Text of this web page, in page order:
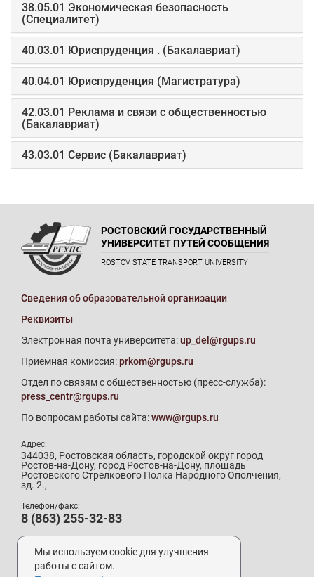
38.05.01 Экономическая безопасность
(Специалитет)
40.03.01 Юриспруденция . (Бакалавриат)
40.04.01 Юриспруденция (Магистратура)
42.03.01 Реклама и связи с общественностью
(Бакалавриат)
43.03.01 Сервис (Бакалавриат)
РОСТОВСКИЙ ГОСУДАРСТВЕННЫЙ
УНИВЕРСИТЕТ ПУТЕЙ СООБЩЕНИЯ
ROSTOV STATE TRANSPORT UNIVERSITY
Сведения об образовательной организации
Реквизиты
Электронная почта университета:up_del@rgups.ru
Приемная комиссия:prkom@rgups.ru
Отдел по связям с общественностью (пресс-служба):
press_centr@rgups.ru
По вопросам работы сайта:www@rgups.ru
Адрес:
344038, Ростовская область, городской округ город
Ростов-на-Дону, город Ростов-на-Дону, площадь
Ростовского Стрелкового Полка Народного Ополчения,
зд. 2.,
Телефон/факс:
8 (863) 255-32-83
Телефон приемной комиссии:
8 (800) 707-19-29
8 (863) 272-64-88
Мы используем cookie для улучшения
работы с сайтом.